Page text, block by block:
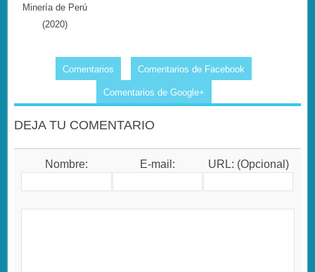
Minería de Perú
(2020)
Comentarios Comentarios de Facebook
Comentarios de Google+
DEJA TU COMENTARIO
Nombre: E-mail: URL: (Opcional)